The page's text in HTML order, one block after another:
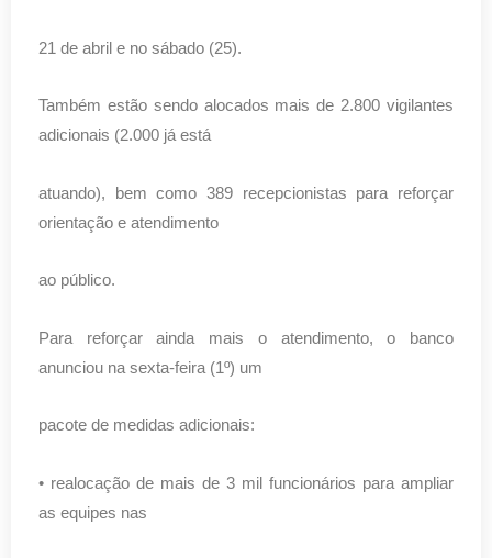
21 de abril e no sábado (25).
Também estão sendo alocados mais de 2.800 vigilantes
adicionais (2.000 já está
atuando), bem como 389 recepcionistas para reforçar
orientação e atendimento
ao público.
Para reforçar ainda mais o atendimento, o banco
anunciou na sexta-feira (1º) um
pacote de medidas adicionais:
• realocação de mais de 3 mil funcionários para ampliar
as equipes nas